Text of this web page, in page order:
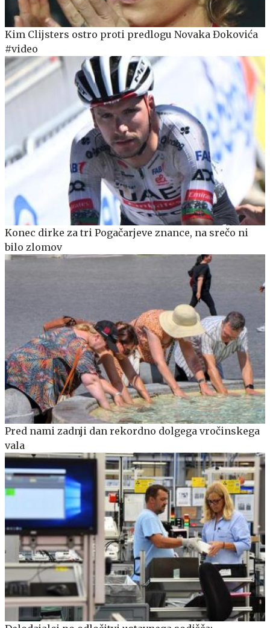
Kim Clijsters ostro proti predlogu Novaka Đokovića
#video
Konec dirke za tri Pogačarjeve znance, na srečo ni
bilo zlomov
Pred nami zadnji dan rekordno dolgega vročinskega
vala